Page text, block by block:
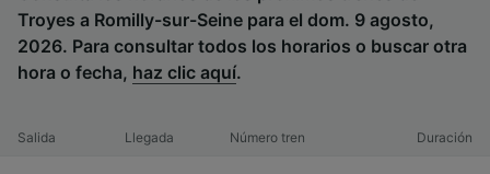
Troyes a Romilly-sur-Seine para el dom. 9 agosto,
2026. Para consultar todos los horarios o buscar otra
hora o fecha, haz clic aquí.
Salida Llegada Número tren Duración